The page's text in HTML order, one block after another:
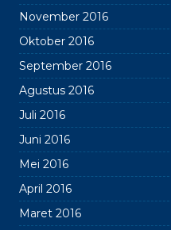
November 2016
Oktober 2016
September 2016
Agustus 2016
Juli 2016
Juni 2016
Mei 2016
April 2016
Maret 2016